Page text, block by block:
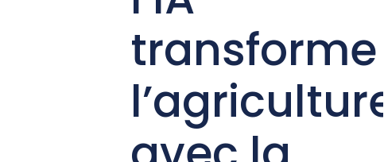
transforme
l’agriculture